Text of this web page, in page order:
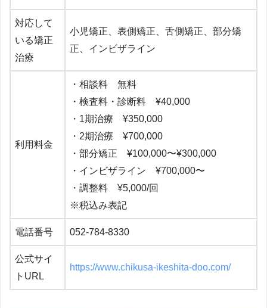
対応して
いる矯正
治療
小児矯正、表側矯正、舌側矯正、部分矯
正、インビザライン
利用料金
・相談料 無料
・検査料・診断料 ¥40,000
・1期治療 ¥350,000
・2期治療 ¥700,000
・部分矯正 ¥100,000〜¥300,000
・インビザライン ¥700,000〜
・調整料 ¥5,000/回
※税込み表記
電話番号 052-784-8330
公式サイ
トURL
https://www.chikusa-ikeshita-doo.com/